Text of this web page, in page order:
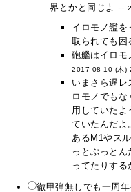
界とかと同じよ --
イロモノ艦を
取られても困
砲艦はイロモ
2017-08-10 (木)
いまさら遅レ
ロモノでも
用していたよ
ていたんだよ
あるM1やス
っとぶっと
ってたりする
徹甲弾無しでも一周